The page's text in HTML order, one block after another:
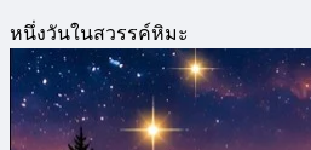
หนึ่งวันในสวรรค์หิมะ